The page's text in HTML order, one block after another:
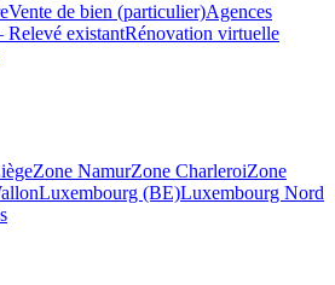
Vente de bien (particulier)Agences
existantRénovation virtuelle
Zone NamurZone CharleroiZone
Luxembourg (BE)Luxembourg Nord